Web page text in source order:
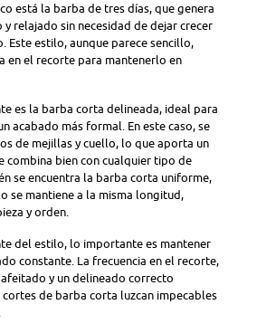
está la barba de tres días, que genera
relajado sin necesidad de dejar crecer
Este estilo, aunque parece sencillo,
en el recorte para mantenerlo en
es la barba corta delineada, ideal para
acabado más formal. En este caso, se
de mejillas y cuello, lo que aporta un
combina bien con cualquier tipo de
se encuentra la barba corta uniforme,
se mantiene a la misma longitud,
y orden.
del estilo, lo importante es mantener
constante. La frecuencia en el recorte,
y un delineado correcto
de barba corta luzcan impecables